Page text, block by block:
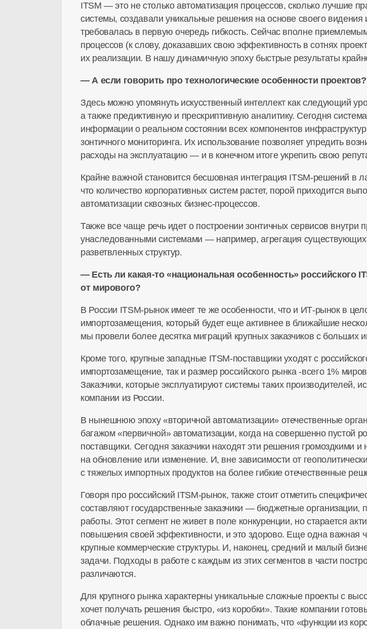
ITSM — это не столько автоматизация процессов, сколько лучшие
системы, создавали уникальные решения на основе своего видения
требовалась в первую очередь гибкость. Сейчас вполне
процессов (к слову, доказавших свою эффективность в сотнях
их реализации. В нашу динамичную эпоху быстрые результаты
— А если говорить про технологические особенности проектов?
Здесь можно упомянуть искусственный интеллект как следующий
а также предиктивную и прескриптивную аналитику. Сегодня
информации о реальном состоянии всех компонентов
зонтичного мониторинга. Их использование позволяет упредить
расходы на эксплуатацию — и в конечном итоге укрепить свою
Крайне важной становится бесшовная интеграция ITSM-решений в
что количество корпоративных систем растет, порой приходится
автоматизации сквозных бизнес-процессов.
Также все чаще речь идет о построении зонтичных сервисов внутри
унаследованными системами — например, агрегация
разветвленных структур.
— Есть ли какая-то«национальная особенность» российского
от мирового?
В России ITSM-рынокимеет те же особенности, что и ИТ-рынокв
импортозамещения, который будет еще активнее в ближайшие
мы провели более десятка миграций крупных заказчиков с больших
Кроме того, крупные западные ITSM-поставщики уходят с
импортозамещение, так и размер российского рынка -всего 1%
Заказчики, которые эксплуатируют системы таких
компании из России.
В нынешнюю эпоху «вторичной автоматизации» отечественные
багажом «первичной» автоматизации, когда на совершенно пустой
поставщики. Сегодня заказчики находят эти решения громоздкими
на обновление или изменение. И, вне зависимости от
с тяжелых импортных продуктов на более гибкие отечественные
Говоря про российский ITSM-рынок, также стоит отметить
составляют государственные заказчики — бюджетные
работы. Этот сегмент не живет в поле конкуренции, но старается
повышения своей эффективности, и это здорово. Еще одна
крупные коммерческие структуры. И, наконец, средний и малый
задачи. Подходы в работе с каждым из этих сегментов в части
различаются.
Для крупного рынка характерны уникальные сложные проекты с
хочет получать решения быстро, «из коробки». Такие компании
облачные решения. Однако им важно понимать, что «функции из